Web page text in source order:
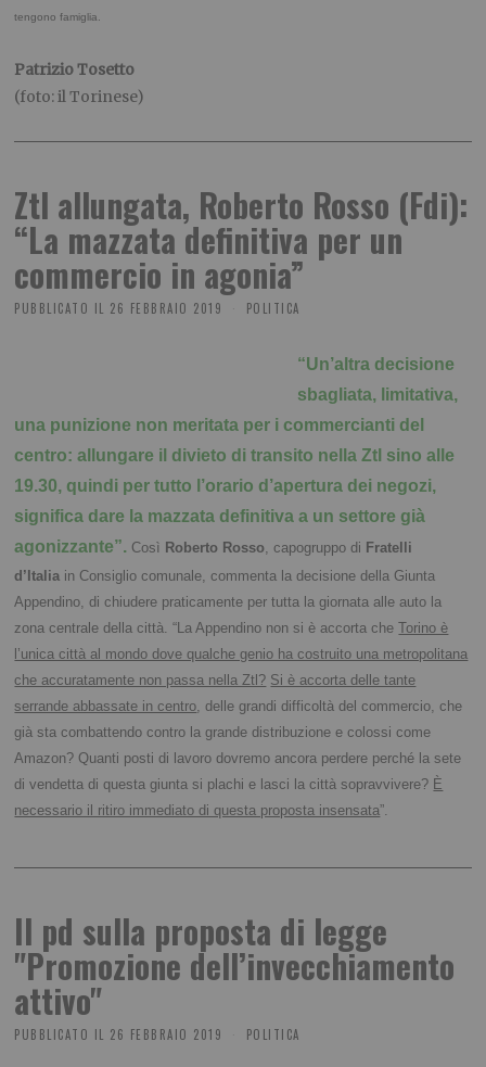
tengono famiglia.
Patrizio Tosetto
(foto: il Torinese)
Ztl allungata, Roberto Rosso (Fdi):
“La mazzata definitiva per un
commercio in agonia”
PUBBLICATO IL 26 FEBBRAIO 2019 POLITICA
“Un’altra decisione
sbagliata, limitativa,
una punizione non meritata per i commercianti del
centro: allungare il divieto di transito nella Ztl sino alle
19.30, quindi per tutto l’orario d’apertura dei negozi,
significa dare la mazzata definitiva a un settore già
agonizzante”. Così Roberto Rosso, capogruppo di Fratelli
d’Italia in Consiglio comunale, commenta la decisione della Giunta
Appendino, di chiudere praticamente per tutta la giornata alle auto la
zona centrale della città. “La Appendino non si è accorta cheTorino è
l’unica città al mondo dove qualche genio ha costruito una metropolitana
che accuratamente non passa nella Ztl? Si è accorta delle tante
serrande abbassate in centro, delle grandi difficoltà del commercio, che
già sta combattendo contro la grande distribuzione e colossi come
Amazon? Quanti posti di lavoro dovremo ancora perdere perché la sete
di vendetta di questa giunta si plachi e lasci la città sopravvivere? È
necessario il ritiro immediato di questa proposta insensata”.
Il pd sulla proposta di legge
"Promozione dell’invecchiamento
attivo"
PUBBLICATO IL 26 FEBBRAIO 2019 POLITICA